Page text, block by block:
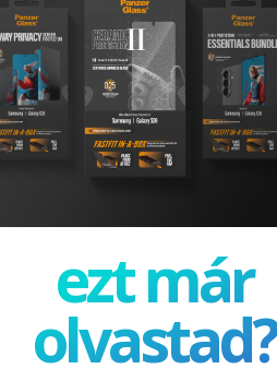
ezt már
olvastad?